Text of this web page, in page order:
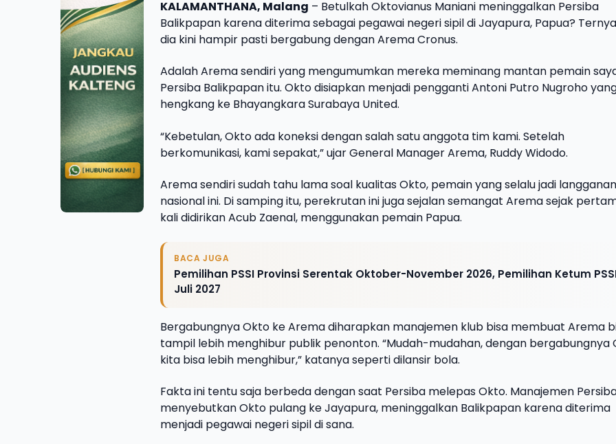
KALAMANTHANA, Malang – Betulkah Oktovianus Maniani meninggalkan Persiba
Balikpapan karena diterima sebagai pegawai negeri sipil di Jayapura, Papua?
dia kini hampir pasti bergabung dengan Arema Cronus.
Adalah Arema sendiri yang mengumumkan mereka meminang mantan pemain
Persiba Balikpapan itu. Okto disiapkan menjadi pengganti Antoni Putro Nugroho
hengkang ke Bhayangkara Surabaya United.
“Kebetulan, Okto ada koneksi dengan salah satu anggota tim kami. Setelah
berkomunikasi, kami sepakat,” ujar General Manager Arema, Ruddy Widodo.
Arema sendiri sudah tahu lama soal kualitas Okto, pemain yang selalu jadi
nasional ini. Di samping itu, perekrutan ini juga sejalan semangat Arema sejak
kali didirikan Acub Zaenal, menggunakan pemain Papua.
BACA JUGA
Pemilihan PSSI Provinsi Serentak Oktober-November 2026, Pemilihan Ketum
Juli 2027
Bergabungnya Okto ke Arema diharapkan manajemen klub bisa membuat Arema
tampil lebih menghibur publik penonton. “Mudah-mudahan, dengan bergabungnya
kita bisa lebih menghibur,” katanya seperti dilansir bola.
Fakta ini tentu saja berbeda dengan saat Persiba melepas Okto. Manajemen
menyebutkan Okto pulang ke Jayapura, meninggalkan Balikpapan karena diterima
menjadi pegawai negeri sipil di sana.